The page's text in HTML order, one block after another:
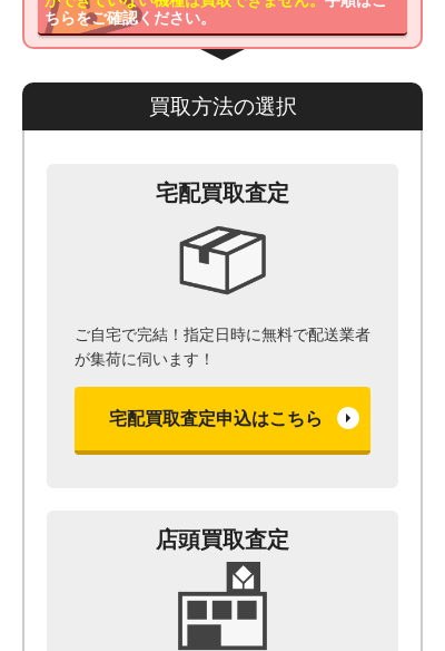
ちらをご確認ください。
買取方法の選択
宅配買取査定
ご自宅で完結！指定日時に無料で配送業者
が集荷に伺います！
宅配買取査定申込はこちら
店頭買取査定